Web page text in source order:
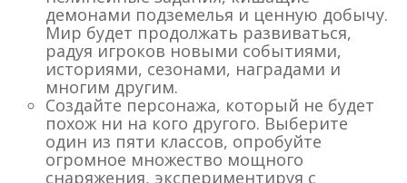
демонами подземелья и ценную добычу.
Мир будет продолжать развиваться,
радуя игроков новыми событиями,
историями, сезонами, наградами и
многим другим.
Создайте персонажа, который не будет
похож ни на кого другого. Выберите
один из пяти классов, опробуйте
огромное множество мощного
снаряжения, экспериментируя с